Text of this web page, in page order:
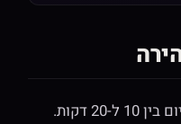
יצירת מצגת AI בעברית לוקחת היום בין 10 ל-20 דקות.